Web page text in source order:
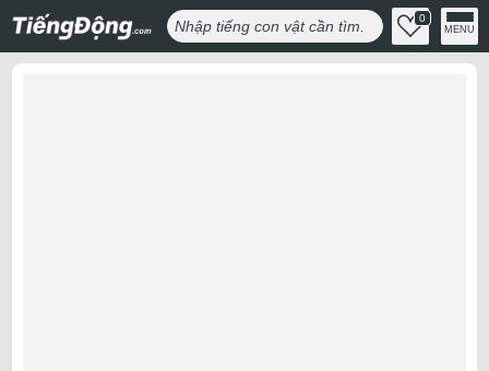
0
MENU